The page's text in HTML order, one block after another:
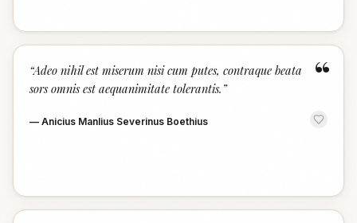
“
“Adeo nihil est miserum nisi cum putes, contraque beata
sors omnis est aequanimitate tolerantis. ”
— Anicius Manlius Severinus Boethius